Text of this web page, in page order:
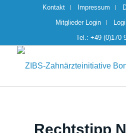
Kontakt Impressum
Mitglieder Login
Tel.: +49 (0)170
Rechtstipp